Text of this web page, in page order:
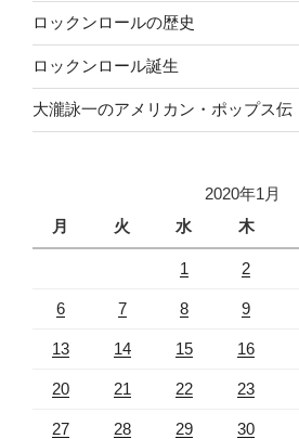
ロックンロールの歴史
ロックンロール誕生
大瀧詠一のアメリカン・ポップス伝
2020年1月
月
火 水 木
1 2
6 7 8 9
13 14 15 16
20 21 22 23
27 28 29 30